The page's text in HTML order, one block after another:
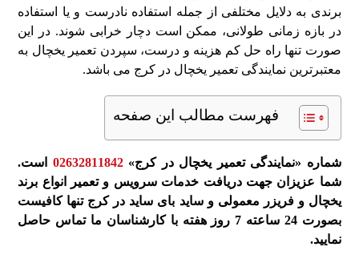
برندی به دلایل مختلفی از جمله استفاده نادرست و یا استفاده
در بازه زمانی طولانی، ممکن است دچار خرابی شوند. در این
صورت تنها راه حل کم هزینه و درست، سپردن تعمیر یخچال به
معتبرترین نمایندگی تعمیر یخچال در کرج می باشد.
فهرست مطالب این صفحه
شماره «نمایندگی تعمیر یخچال در کرج»02632811842 است.
شما عزیزان جهت دریافت خدمات سرویس و تعمیر انواع برند
یخچال و فریزر معمولی و ساید بای ساید در کرج تنها کافیست
بصورت 24 ساعته 7 روز هفته با کارشناسان ما تماس حاصل
نمایید.